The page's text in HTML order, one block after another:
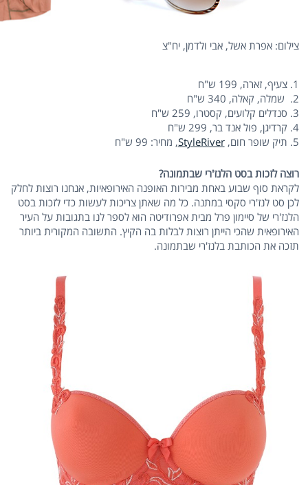
צילום: אפרת אשל, אבי ולדמן, יח"צ
1. צעיף, זארה, 199 ש"ח
2. שמלה, קאלה, 340 ש"ח
3. סנדלים קלועים, קסטרו, 259 ש"ח
4. קרדיגן, פול אנד בר, 299 ש"ח
5. תיק שופר חום,
StyleRiver, מחיר: 99 ש"ח
רוצה לזכות בסט הלנז'רי שבתמונה?
לקראת סוף שבוע באחת מבירות האופנה האירופאיות, אנחנו רוצות לחלק
לכן סט לנז'רי סקסי במתנה. כל מה שאתן צריכות לעשות כדי לזכות בסט
הלנז'רי של סיימון פרל מבית אפרודיטה הוא לספר לנו בתגובות על העיר
האירופאית שהכי הייתן רוצות לבלות בה הקיץ. התשובה המקורית ביותר
תזכה את הכותבת בלנז'רי שבתמונה.